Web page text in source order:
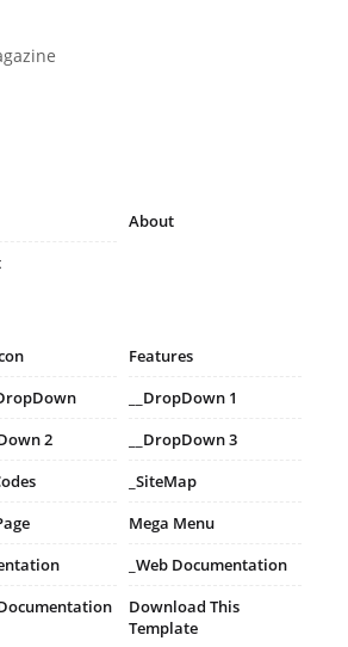
About
Features
__DropDown 1
2
__DropDown 3
_SiteMap
Mega Menu
_Web Documentation
Documentation
Download This
Template